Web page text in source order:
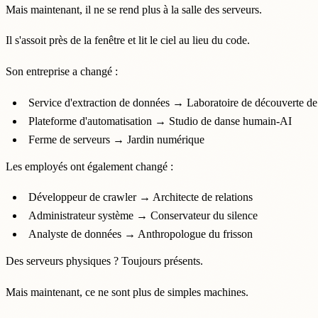
Mais maintenant, il ne se rend plus à la salle des serveurs.
Il s'assoit près de la fenêtre et lit le ciel au lieu du code.
Son entreprise a changé :
Service d'extraction de données → Laboratoire de découverte de
Plateforme d'automatisation → Studio de danse humain-AI
Ferme de serveurs → Jardin numérique
Les employés ont également changé :
Développeur de crawler → Architecte de relations
Administrateur système → Conservateur du silence
Analyste de données → Anthropologue du frisson
Des serveurs physiques ? Toujours présents.
Mais maintenant, ce ne sont plus de simples machines.